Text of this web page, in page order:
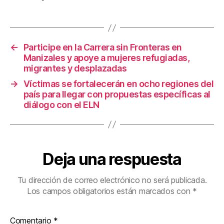
o
k
←
Participe en la Carrera sin Fronteras en
Manizales y apoye a mujeres refugiadas,
migrantes y desplazadas
→ Víctimas se fortalecerán en ocho regiones del
país para llegar con propuestas específicas al
diálogo con el ELN
Deja una respuesta
Tu dirección de correo electrónico no será publicada.
Los campos obligatorios están marcados con *
Comentario *